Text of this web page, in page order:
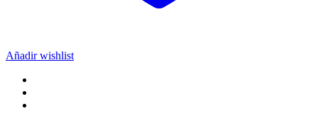
Añadir wishlist